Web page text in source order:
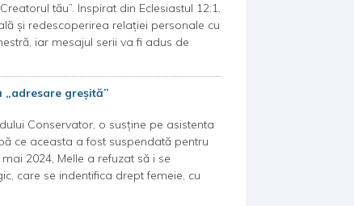
tău”. Inspirat din Eclesiastul 12:1,
și redescoperirea relației personale cu
iar mesajul serii va fi adus de
greșită”
Conservator, o susține pe asistenta
ce aceasta a fost suspendată pentru
2024, Melle a refuzat să i se
care se indentifica drept femeie, cu